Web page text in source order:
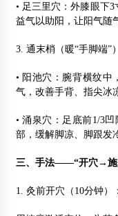
• 足三里穴：外膝眼下
益气以助阳，让阳气随
3. 通末梢（暖“手脚端”）
• 阳池穴：腕背横纹中
气，改善手背、指尖冰
• 涌泉穴：足底前1/3
部，缓解脚凉、脚跟发
三、手法——“开穴→施
1. 灸前开穴（10分钟）